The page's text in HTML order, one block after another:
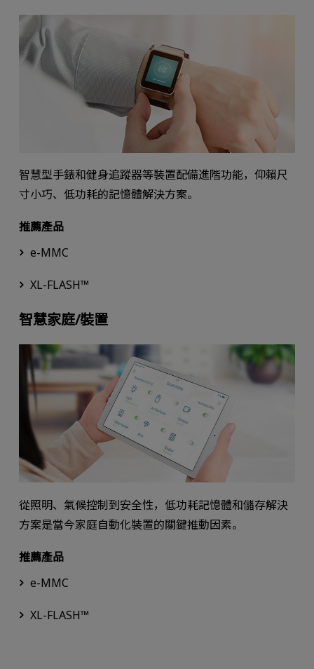
智慧型手錶和健身追蹤器等裝置配備進階功能，仰賴尺
寸小巧、低功耗的記憶體解決方案。
推薦產品
e-MMC
XL-FLASH™
智慧家庭/裝置
從照明、氣候控制到安全性，低功耗記憶體和儲存解決
方案是當今家庭自動化裝置的關鍵推動因素。
推薦產品
e-MMC
XL-FLASH™